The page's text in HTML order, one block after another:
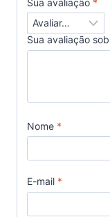
Sua avaliação
Nome *
E-mail *